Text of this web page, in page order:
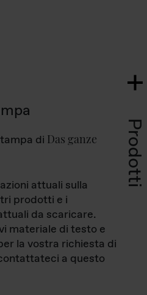
Prodotti
di Das ganze
attuali sulla
prodotti e i
da scaricare.
materiale di testo e
la vostra richiesta di
a questo